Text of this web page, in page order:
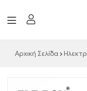
Αρχική Σελίδα